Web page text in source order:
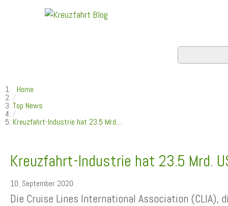
Home
/
Top News
/
Kreuzfahrt-Industrie hat 23.5 Mrd....
Kreuzfahrt-Industrie hat 23.5 Mrd.
10. September 2020
Die Cruise Lines International Association (CLIA),